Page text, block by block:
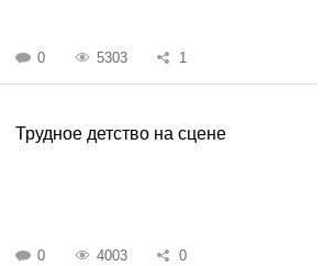
0 5303 1
Трудное детство на сцене
0 4003 0